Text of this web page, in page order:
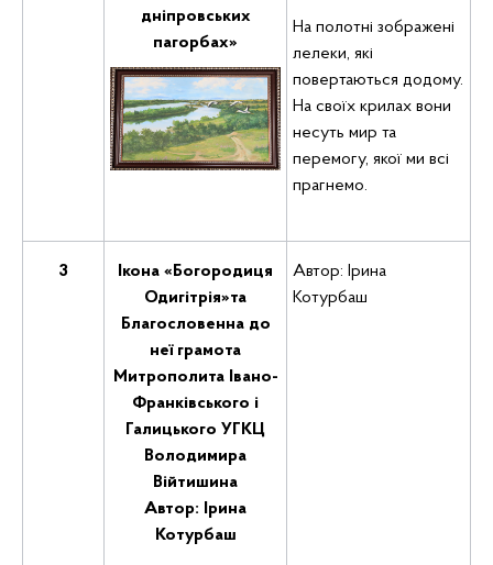
дніпровських
пагорбах»
На полотні зображені
лелеки, які
повертаються додому.
На своїх крилах вони
несуть мир та
перемогу, якої ми всі
прагнемо.
3
Ікона «Богородиця
Одигітрія»та
Благословенна до
неї грамота
Митрополита Івано-
Франківського і
Галицького УГКЦ
Володимира
Війтишина
Автор: Ірина
Котурбаш
Автор: Ірина
Котурбаш